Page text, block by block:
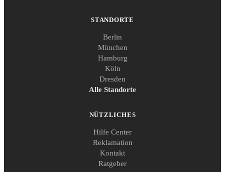
STANDORTE
Berlin
München
Hamburg
Köln
Dresden
Alle Standorte
NÜTZLICHES
Hilfe Center
Reklamation
Kontakt
Ratgeber